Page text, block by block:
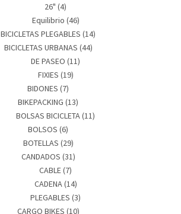
26" (4)
Equilibrio (46)
BICICLETAS PLEGABLES (14)
BICICLETAS URBANAS (44)
DE PASEO (11)
FIXIES (19)
BIDONES (7)
BIKEPACKING (13)
BOLSAS BICICLETA(11)
BOLSOS (6)
BOTELLAS (29)
CANDADOS (31)
CABLE(7)
CADENA(14)
PLEGABLES (3)
CARGO BIKES (10)